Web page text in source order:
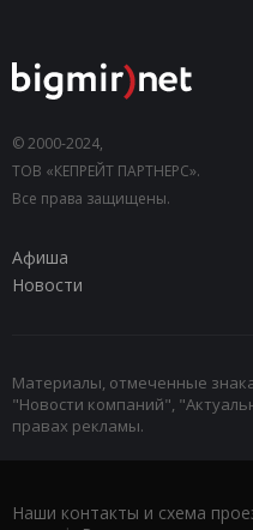
© 2000-2024,
ТОВ «КЕПРЕЙТ ПАРТНЕРС».
Все права защищены.
Афиша
Новости
Материалы, отмеченные
"Новости компаний",
правах рекламы.
Наши контакты и схема